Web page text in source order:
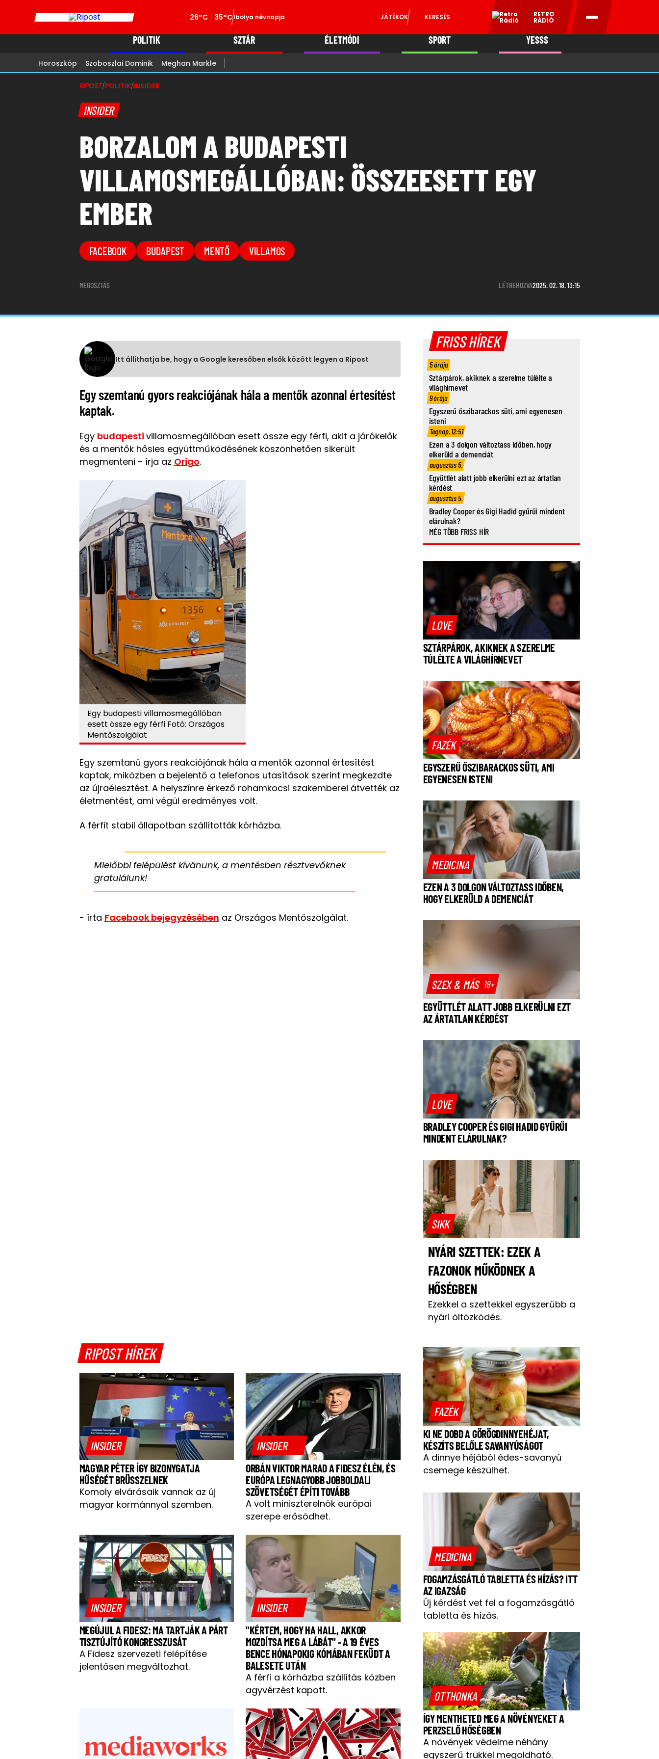
26°C 35°CIbolya névnapja JÁTÉKOK KERESÉS RETRO
RÁDIÓ
POLITIK SZTÁR ÉLETMÓDI SPORT YESSS
Horoszkóp Szoboszlai Dominik Meghan Markle
RIPOST/POLITIK/INSIDER
INSIDER
BORZALOM A BUDAPESTI
VILLAMOSMEGÁLLÓBAN: ÖSSZEESETT EGY
EMBER
FACEBOOK BUDAPEST MENTŐ VILLAMOS
MEGOSZTÁS LÉTREHOZVA2025. 02. 18. 13:15
Itt állíthatja be, hogy a Google keresőben elsők között legyen a Ripost
Egy szemtanú gyors reakciójának hála a mentők azonnal értesítést
kaptak.
Egy budapesti villamosmegállóban esett össze egy férfi, akit a járókelők
és a mentők hősies együttműködésének köszönhetően sikerült
megmenteni - írja az Origo.
Egy budapesti villamosmegállóban
esett össze egy férfi Fotó: Országos
Mentőszolgálat
Egy szemtanú gyors reakciójának hála a mentők azonnal értesítést
kaptak, miközben a bejelentő a telefonos utasítások szerint megkezdte
az újraélesztést. A helyszínre érkező rohamkocsi szakemberei átvették az
életmentést, ami végül eredményes volt.
A férfit stabil állapotban szállították kórházba.
Mielőbbi felépülést kívánunk, a mentésben résztvevőknek
gratulálunk!
- írta Facebook bejegyzésében az Országos Mentőszolgálat.
RIPOST HÍREK
INSIDER
MAGYAR PÉTER ÍGY BIZONYGATJA
HŰSÉGÉT BRÜSSZELNEK
Komoly elvárásaik vannak az új
magyar kormánnyal szemben.
INSIDER
ORBÁN VIKTOR MARAD A FIDESZ ÉLÉN, ÉS
EURÓPA LEGNAGYOBB JOBBOLDALI
SZÖVETSÉGÉT ÉPÍTI TOVÁBB
A volt miniszterelnök európai
szerepe erősödhet.
INSIDER
MEGÚJUL A FIDESZ: MA TARTJÁK A PÁRT
TISZTÚJÍTÓ KONGRESSZUSÁT
A Fidesz szervezeti felépítése
jelentősen megváltozhat.
INSIDER
"KÉRTEM, HOGY HA HALL, AKKOR
MOZDÍTSA MEG A LÁBÁT" - A 19 ÉVES
BENCE HÓNAPOKIG KÓMÁBAN FEKÜDT A
BALESETE UTÁN
A férfi a kórházba szállítás közben
agyvérzést kapott.
FRISS HÍREK
5 órája
Sztárpárok, akiknek a szerelme túlélte a
világhírnevet
9 órája
Egyszerű őszibarackos süti, ami egyenesen
isteni
Tegnap, 12:51
Ezen a 3 dolgon változtass időben, hogy
elkerüld a demenciát
augusztus 5.
Együttlét alatt jobb elkerülni ezt az ártatlan
kérdést
augusztus 5.
Bradley Cooper és Gigi Hadid gyűrűi mindent
elárulnak?
MÉG TÖBB FRISS HÍR
LOVE
SZTÁRPÁROK, AKIKNEK A SZERELME
TÚLÉLTE A VILÁGHÍRNEVET
FAZÉK
EGYSZERŰ ŐSZIBARACKOS SÜTI, AMI
EGYENESEN ISTENI
MEDICINA
EZEN A 3 DOLGON VÁLTOZTASS IDŐBEN,
HOGY ELKERÜLD A DEMENCIÁT
SZEX & MÁS 18+
EGYÜTTLÉT ALATT JOBB ELKERÜLNI EZT
AZ ÁRTATLAN KÉRDÉST
LOVE
BRADLEY COOPER ÉS GIGI HADID GYŰRŰI
MINDENT ELÁRULNAK?
SIKK
NYÁRI SZETTEK: EZEK A
FAZONOK MŰKÖDNEK A
HŐSÉGBEN
Ezekkel a szettekkel egyszerűbb a
nyári öltözködés.
FAZÉK
KI NE DOBD A GÖRÖGDINNYEHÉJAT,
KÉSZÍTS BELŐLE SAVANYÚSÁGOT
A dinnye héjából édes-savanyú
csemege készülhet.
MEDICINA
FOGAMZÁSGÁTLÓ TABLETTA ÉS HÍZÁS? ITT
AZ IGAZSÁG
Új kérdést vet fel a fogamzásgátló
tabletta és hízás.
OTTHONKA
ÍGY MENTHETED MEG A NÖVÉNYEKET A
PERZSELŐ HŐSÉGBEN
A növények védelme néhány
egyszerű trükkel megoldható.